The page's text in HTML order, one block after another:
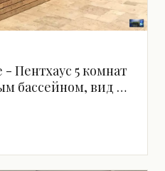
Пентхаус 5 комнат
бассейном, вид на